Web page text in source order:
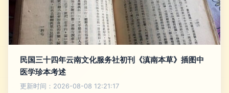
民国三十四年云南文化服务社初刊《滇南本草》插图中
医学珍本考述
更新时间：2026-08-08 12:21:17